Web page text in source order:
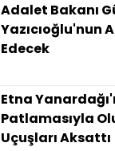
Adalet Bakanı
Yazıcıoğlu'nun
Edecek
Etna
Patlamasıyla
Uçuşları Aksattı